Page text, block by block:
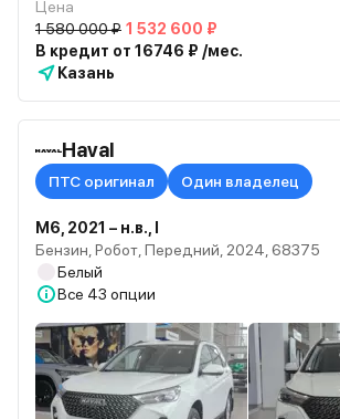
Цена
1 580 000 ₽ 1 532 600 ₽
В кредит от 16746 ₽ /мес.
Казань
Haval
ПТС оригинал Один владелец
M6, 2021 – н.в., I
Бензин, Робот, Передний, 2024, 68375
Белый
Все 43 опции